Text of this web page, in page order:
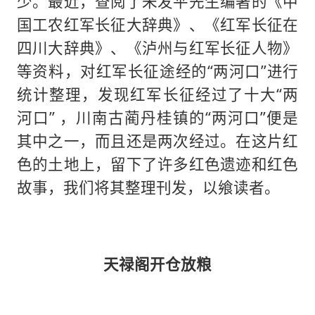
国工农红军长征大辞典》、《红军长征在
四川大辞典》、《泸州与红军长征人物》
等资料，对红军长征途经的“两河口”进行
统计整理，发现红军长征经过了十大“两
河口” ，川南古蔺丹桂镇的“两河口”便是
其中之一，而且还是两次经过。在这片红
色的土地上，留下了许多红色遗迹和红色
故事，我们将其整理刊发，以飨读者。
天禄阁开仓放粮